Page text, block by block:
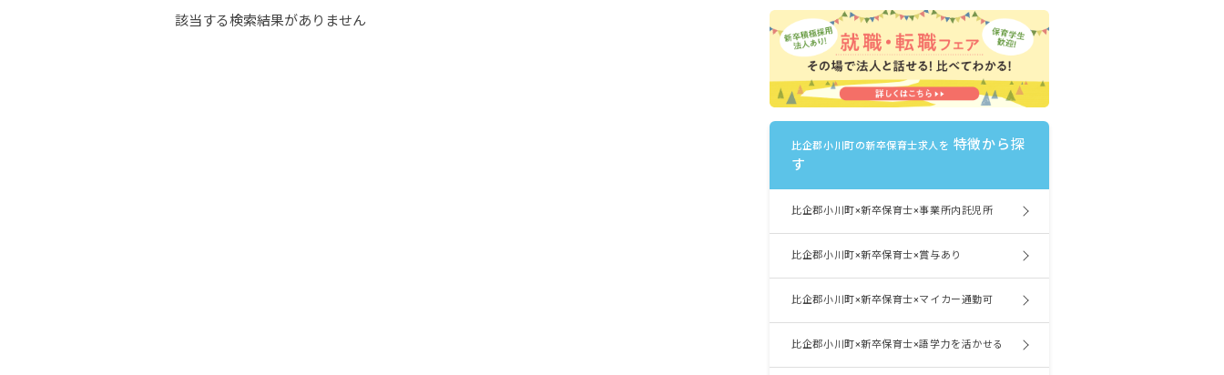
該当する検索結果がありません
比企郡小川町の新卒保育士求人を 特徴から探
す
比企郡小川町×新卒保育士×事業所内託児所
比企郡小川町×新卒保育士×賞与あり
比企郡小川町×新卒保育士×マイカー通勤可
比企郡小川町×新卒保育士×語学力を活かせる